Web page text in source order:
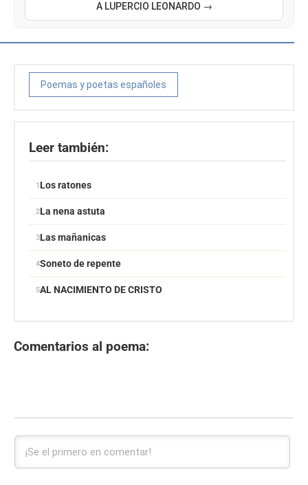
A LUPERCIO LEONARDO →
Poemas y poetas españoles
Leer también:
Los ratones
La nena astuta
Las mañanicas
Soneto de repente
AL NACIMIENTO DE CRISTO
Comentarios al poema: